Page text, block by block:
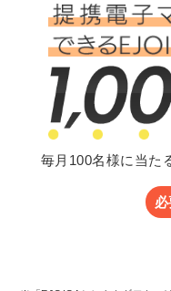
毎月100名様に当た